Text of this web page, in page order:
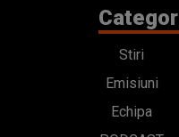
Stiri
Emisiuni
Echipa